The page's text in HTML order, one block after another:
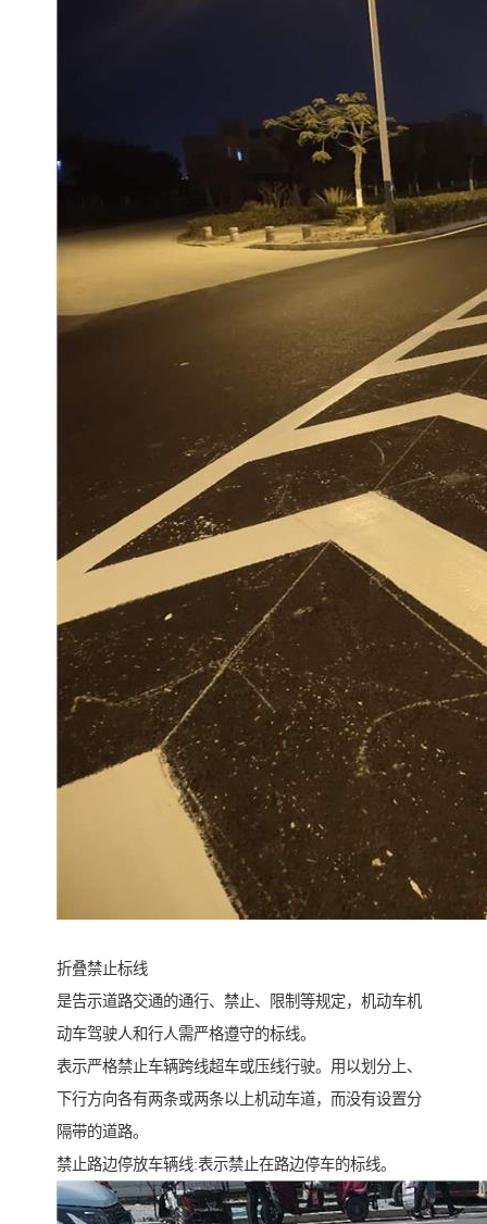
折叠禁止标线
是告示道路交通的通行、禁止、限制等规定，机动车机
动车驾驶人和行人需严格遵守的标线。
表示严格禁止车辆跨线超车或压线行驶。用以划分上、
下行方向各有两条或两条以上机动车道，而没有设置分
隔带的道路。
禁止路边停放车辆线:表示禁止在路边停车的标线。